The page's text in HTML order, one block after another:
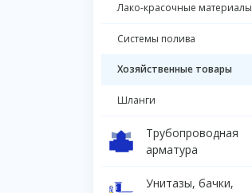
Лако-красочные материалы
Системы полива
Хозяйственные товары
Шланги
Трубопроводная
арматура
Унитазы, бачки,